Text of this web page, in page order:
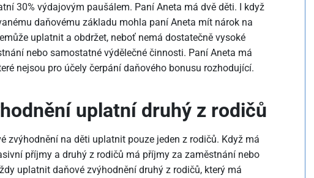
30% výdajovým paušálem. Paní Aneta má dvě děti. I když
daňovému základu mohla paní Aneta mít nárok na
uplatnit a obdržet, neboť nemá dostatečně vysoké
nebo samostatné výdělečné činnosti. Paní Aneta má
nejsou pro účely čerpání daňového bonusu rozhodující.
uplatní druhý z rodičů
zvýhodnění na děti uplatnit pouze jeden z rodičů. Když má
příjmy a druhý z rodičů má příjmy za zaměstnání nebo
uplatnit daňové zvýhodnění druhý z rodičů, který má